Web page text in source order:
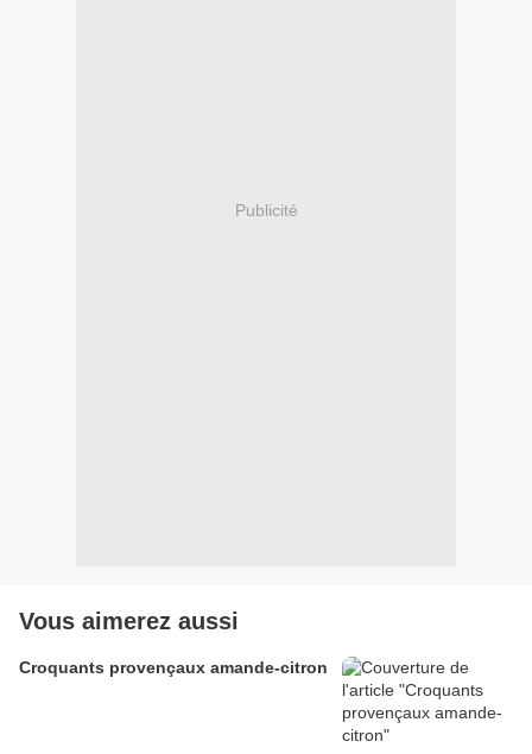
Publicité
Vous aimerez aussi
Croquants provençaux amande-citron